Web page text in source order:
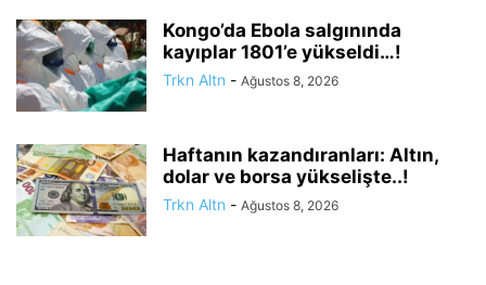
Kongo’da Ebola salgınında
kayıplar 1801’e yükseldi…!
Trkn Altn - Ağustos 8, 2026
Haftanın kazandıranları: Altın,
dolar ve borsa yükselişte..!
Trkn Altn - Ağustos 8, 2026